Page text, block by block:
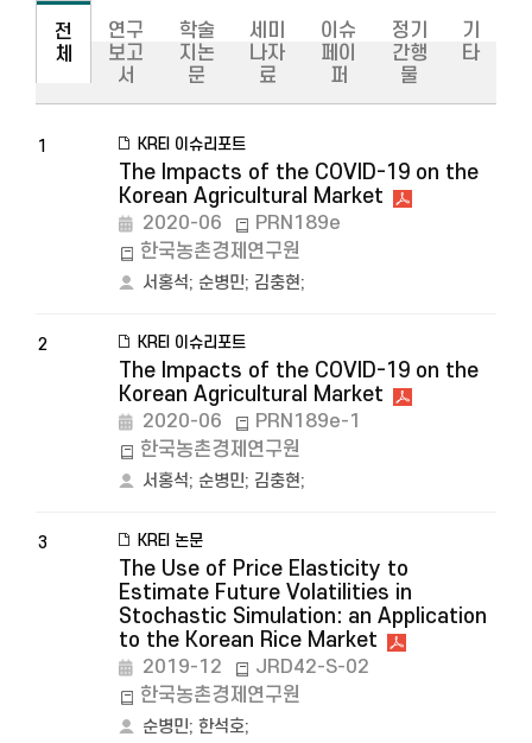
전
체
연구
보고
서
학술
지논
문
세미
나자
료
이슈
페이
퍼
정기
간행
물
기
타
1 KREI 이슈리포트
The Impacts of the COVID-19 on the
Korean Agricultural Market
2020-06
PRN189e
한국농촌경제연구원
서홍석; 순병민; 김충현;
2 KREI 이슈리포트
The Impacts of the COVID-19 on the
Korean Agricultural Market
2020-06
PRN189e-1
한국농촌경제연구원
서홍석; 순병민; 김충현;
3 KREI 논문
The Use of Price Elasticity to
Estimate Future Volatilities in
Stochastic Simulation: an Application
to the Korean Rice Market
2019-12
JRD42-S-02
한국농촌경제연구원
순병민; 한석호;